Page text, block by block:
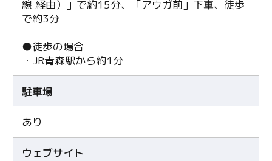
線 経由）」で約15分、「アウガ前」下車、徒歩
で約3分
●徒歩の場合
・JR青森駅から約1分
駐車場
あり
ウェブサイト